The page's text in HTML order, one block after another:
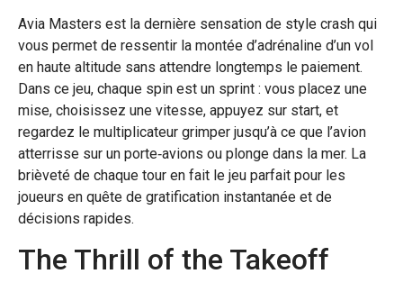
Avia Masters est la dernière sensation de style crash qui
vous permet de ressentir la montée d’adrénaline d’un vol
en haute altitude sans attendre longtemps le paiement.
Dans ce jeu, chaque spin est un sprint : vous placez une
mise, choisissez une vitesse, appuyez sur start, et
regardez le multiplicateur grimper jusqu’à ce que l’avion
atterrisse sur un porte‑avions ou plonge dans la mer. La
brièveté de chaque tour en fait le jeu parfait pour les
joueurs en quête de gratification instantanée et de
décisions rapides.
The Thrill of the Takeoff